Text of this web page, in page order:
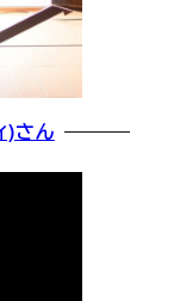
さん